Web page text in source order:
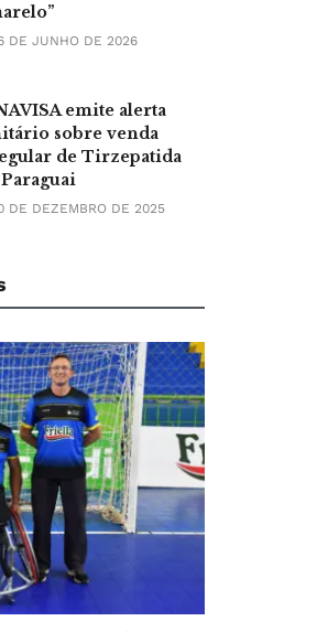
DE JUNHO DE 2026
emite alerta
sobre venda
de Tirzepatida
DE DEZEMBRO DE 2025